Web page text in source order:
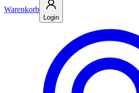
Warenkorb
Login